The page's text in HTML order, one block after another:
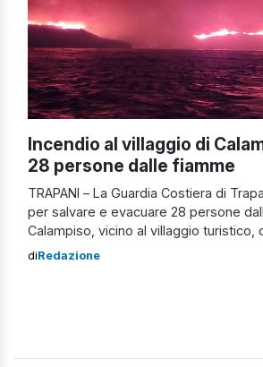
Incendio al villaggio di
28 persone dalle fiamme
TRAPANI – La Guardia Costiera di
per salvare e evacuare 28 persone
Calampiso, vicino al villaggio turistico,
incendio che ha colpito il complesso
diRedazione